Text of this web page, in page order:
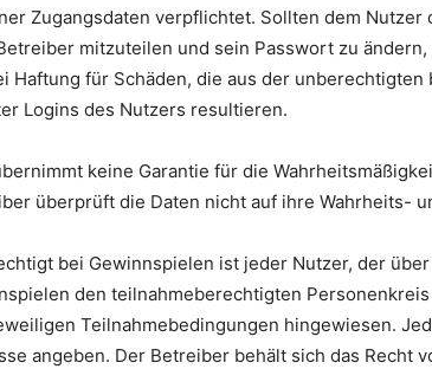
Zugangsdaten verpflichtet. Sollten dem
mitzuteilen und sein Passwort zu
Haftung für Schäden, die aus der unberechtigten
Logins des Nutzers resultieren.
keine Garantie für die
überprüft die Daten nicht auf ihre Wahrheits-
bei Gewinnspielen ist jeder Nutzer, der
den teilnahmeberechtigten
Teilnahmebedingungen hingewiesen.
angeben. Der Betreiber behält sich das